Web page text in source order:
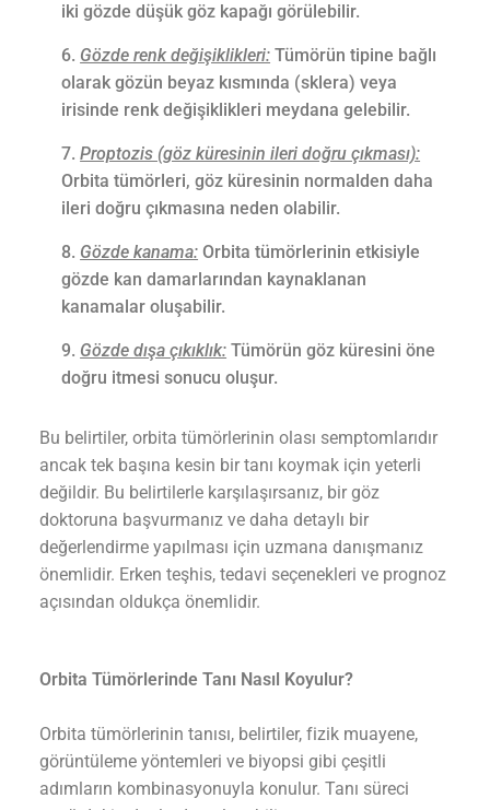
iki gözde düşük göz kapağı görülebilir.
Gözde renk değişiklikleri: Tümörün tipine bağlı
olarak gözün beyaz kısmında (sklera) veya
irisinde renk değişiklikleri meydana gelebilir.
Proptozis (göz küresinin ileri doğru çıkması):
Orbita tümörleri, göz küresinin normalden daha
ileri doğru çıkmasına neden olabilir.
Gözde kanama: Orbita tümörlerinin etkisiyle
gözde kan damarlarından kaynaklanan
kanamalar oluşabilir.
Gözde dışa çıkıklık: Tümörün göz küresini öne
doğru itmesi sonucu oluşur.
Bu belirtiler, orbita tümörlerinin olası semptomlarıdır
ancak tek başına kesin bir tanı koymak için yeterli
değildir. Bu belirtilerle karşılaşırsanız, bir göz
doktoruna başvurmanız ve daha detaylı bir
değerlendirme yapılması için uzmana danışmanız
önemlidir. Erken teşhis, tedavi seçenekleri ve prognoz
açısından oldukça önemlidir.
Orbita Tümörlerinde Tanı Nasıl Koyulur?
Orbita tümörlerinin tanısı, belirtiler, fizik muayene,
görüntüleme yöntemleri ve biyopsi gibi çeşitli
adımların kombinasyonuyla konulur. Tanı süreci